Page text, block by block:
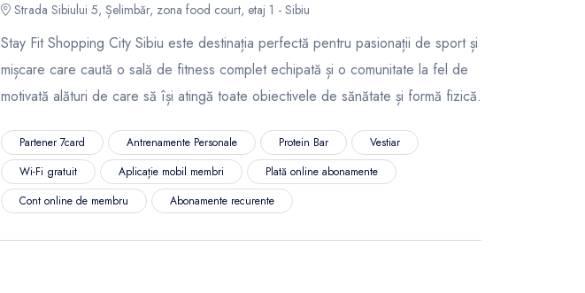
Strada Sibiului 5, Șelimbăr, zona food court, etaj 1 - Sibiu
Stay Fit Shopping City Sibiu este destinația perfectă pentru pasionații de sport și
mișcare care caută o sală de fitness complet echipată și o comunitate la fel de
motivată alături de care să își atingă toate obiectivele de sănătate și formă fizică.
Partener 7card Antrenamente Personale Protein Bar
Vestiar
Wi-Fi gratuit
Aplicație mobil membri
Plată online abonamente
Cont online de membru
Abonamente recurente